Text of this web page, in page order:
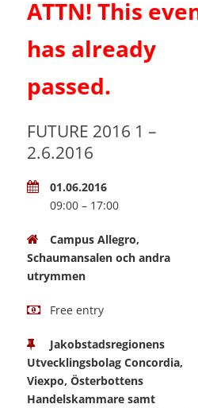
ATTN! This
has already
passed.
FUTURE 2016 1 –
2.6.2016
01.06.2016
09:00 – 17:00
Campus Allegro,
Schaumansalen och andra
utrymmen
Free entry
Jakobstadsregionens
Utvecklingsbolag Concordia,
Viexpo, Österbottens
Handelskammare samt